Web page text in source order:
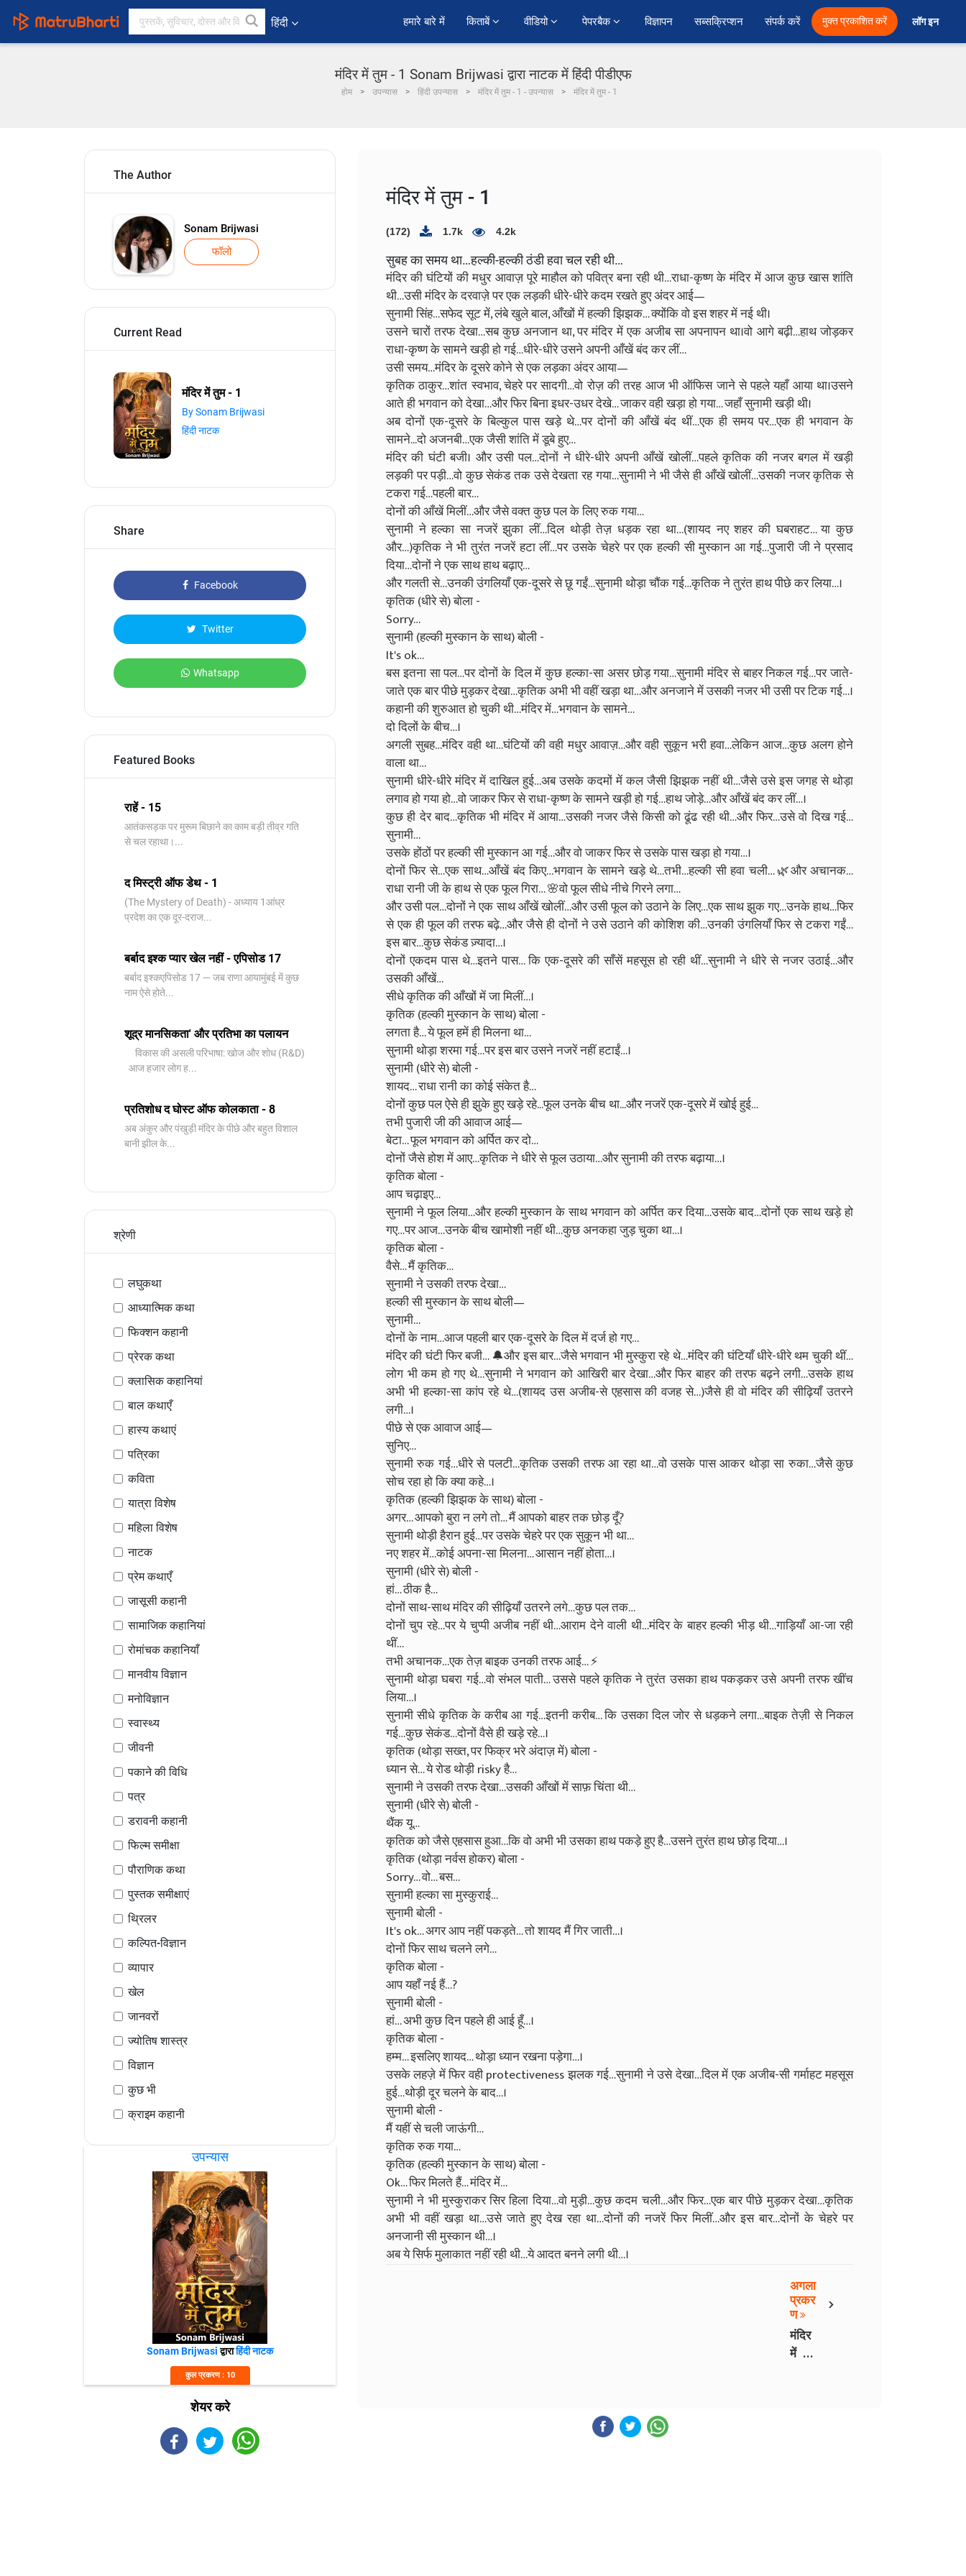
हिंदी हमारे बारे में किताबें वीडियो पेपरबैक विज्ञापन सब्सक्रिप्शन संपर्क करें मुक्त प्रकाशित करें लॉग इन
मंदिर में तुम - 1 Sonam Brijwasi द्वारा नाटक में हिंदी पीडीएफ
होम उपन्यास हिंदी उपन्यास मंदिर में तुम - 1 - उपन्यास मंदिर में तुम - 1
The Author
Sonam Brijwasi
फॉलो
Current Read
मंदिर में तुम - 1
By Sonam Brijwasi
हिंदी नाटक
Share
Facebook
Twitter
Whatsapp
Featured Books
राहें - 15
आतंकसड़क पर मुरूम बिछाने का काम बड़ी तीव्र गति
से चल रहाथा।...
द मिस्ट्री ऑफ डेथ - 1
(The Mystery of Death) - अध्याय 1आंध्र
प्रदेश का एक दूर-दराज...
बर्बाद इश्क प्यार खेल नहीं - एपिसोड 17
बर्बाद इश्कएपिसोड 17 — जब राणा आयामुंबई में कुछ
नाम ऐसे होते...
शूद्र मानसिकता' और प्रतिभा का पलायन
विकास की असली परिभाषा: खोज और शोध (R&D)
आज हजार लोग ह...
प्रतिशोध द घोस्ट ऑफ कोलकाता - 8
अब अंकुर और पंखुड़ी मंदिर के पीछे और बहुत विशाल
बानी झील के...
श्रेणी
लघुकथा
आध्यात्मिक कथा
फिक्शन कहानी
प्रेरक कथा
क्लासिक कहानियां
बाल कथाएँ
हास्य कथाएं
पत्रिका
कविता
यात्रा विशेष
महिला विशेष
नाटक
प्रेम कथाएँ
जासूसी कहानी
सामाजिक कहानियां
रोमांचक कहानियाँ
मानवीय विज्ञान
मनोविज्ञान
स्वास्थ्य
जीवनी
पकाने की विधि
पत्र
डरावनी कहानी
फिल्म समीक्षा
पौराणिक कथा
पुस्तक समीक्षाएं
थ्रिलर
कल्पित-विज्ञान
व्यापार
खेल
जानवरों
ज्योतिष शास्त्र
विज्ञान
कुछ भी
क्राइम कहानी
उपन्यास
Sonam Brijwasiद्वाराहिंदी नाटक
कुल प्रकरण : 10
शेयर करे
मंदिर में तुम - 1
(172) 1.7k 4.2k
सुबह का समय था…हल्की-हल्की ठंडी हवा चल रही थी…
मंदिर की घंटियों की मधुर आवाज़ पूरे माहौल को पवित्र बना रही थी…राधा-कृष्ण के मंदिर में आज कुछ खास शांति
थी…उसी मंदिर के दरवाज़े पर एक लड़की धीरे-धीरे कदम रखते हुए अंदर आई—
सुनामी सिंह…सफेद सूट में, लंबे खुले बाल, आँखों में हल्की झिझक… क्योंकि वो इस शहर में नई थी।
उसने चारों तरफ देखा…सब कुछ अनजान था, पर मंदिर में एक अजीब सा अपनापन था।वो आगे बढ़ी…हाथ जोड़कर
राधा-कृष्ण के सामने खड़ी हो गई…धीरे-धीरे उसने अपनी आँखें बंद कर लीं…
उसी समय…मंदिर के दूसरे कोने से एक लड़का अंदर आया—
कृतिक ठाकुर…शांत स्वभाव, चेहरे पर सादगी…वो रोज़ की तरह आज भी ऑफिस जाने से पहले यहाँ आया था।उसने
आते ही भगवान को देखा…और फिर बिना इधर-उधर देखे… जाकर वही खड़ा हो गया… जहाँ सुनामी खड़ी थी।
अब दोनों एक-दूसरे के बिल्कुल पास खड़े थे…पर दोनों की आँखें बंद थीं…एक ही समय पर…एक ही भगवान के
सामने...दो अजनबी…एक जैसी शांति में डूबे हुए…
मंदिर की घंटी बजी। और उसी पल…दोनों ने धीरे-धीरे अपनी आँखें खोलीं…पहले कृतिक की नजर बगल में खड़ी
लड़की पर पड़ी…वो कुछ सेकंड तक उसे देखता रह गया…सुनामी ने भी जैसे ही आँखें खोलीं…उसकी नजर कृतिक से
टकरा गई…पहली बार…
दोनों की आँखें मिलीं…और जैसे वक्त कुछ पल के लिए रुक गया…
सुनामी ने हल्का सा नजरें झुका लीं…दिल थोड़ी तेज़ धड़क रहा था…(शायद नए शहर की घबराहट… या कुछ
और…)कृतिक ने भी तुरंत नजरें हटा लीं…पर उसके चेहरे पर एक हल्की सी मुस्कान आ गई…पुजारी जी ने प्रसाद
दिया…दोनों ने एक साथ हाथ बढ़ाए…
और गलती से…उनकी उंगलियाँ एक-दूसरे से छू गईं…सुनामी थोड़ा चौंक गई…कृतिक ने तुरंत हाथ पीछे कर लिया…।
कृतिक (धीरे से) बोला -
Sorry…
सुनामी (हल्की मुस्कान के साथ) बोली -
It's ok…
बस इतना सा पल…पर दोनों के दिल में कुछ हल्का-सा असर छोड़ गया…सुनामी मंदिर से बाहर निकल गई…पर जाते-
जाते एक बार पीछे मुड़कर देखा…कृतिक अभी भी वहीं खड़ा था…और अनजाने में उसकी नजर भी उसी पर टिक गई…।
कहानी की शुरुआत हो चुकी थी…मंदिर में…भगवान के सामने…
दो दिलों के बीच…।
अगली सुबह…मंदिर वही था…घंटियों की वही मधुर आवाज़…और वही सुकून भरी हवा…लेकिन आज…कुछ अलग होने
वाला था…
सुनामी धीरे-धीरे मंदिर में दाखिल हुई…अब उसके कदमों में कल जैसी झिझक नहीं थी…जैसे उसे इस जगह से थोड़ा
लगाव हो गया हो…वो जाकर फिर से राधा-कृष्ण के सामने खड़ी हो गई…हाथ जोड़े…और आँखें बंद कर लीं…।
कुछ ही देर बाद…कृतिक भी मंदिर में आया…उसकी नजर जैसे किसी को ढूंढ रही थी…और फिर…उसे वो दिख गई…
सुनामी…
उसके होंठों पर हल्की सी मुस्कान आ गई…और वो जाकर फिर से उसके पास खड़ा हो गया…।
दोनों फिर से…एक साथ…आँखें बंद किए…भगवान के सामने खड़े थे…तभी…हल्की सी हवा चली… 🌿और अचानक…
राधा रानी जी के हाथ से एक फूल गिरा… 🌸वो फूल सीधे नीचे गिरने लगा…
और उसी पल…दोनों ने एक साथ आँखें खोलीं…और उसी फूल को उठाने के लिए…एक साथ झुक गए…उनके हाथ…फिर
से एक ही फूल की तरफ बढ़े…और जैसे ही दोनों ने उसे उठाने की कोशिश की…उनकी उंगलियाँ फिर से टकरा गईं…
इस बार…कुछ सेकंड ज़्यादा…।
दोनों एकदम पास थे…इतने पास… कि एक-दूसरे की साँसें महसूस हो रही थीं…सुनामी ने धीरे से नजर उठाई…और
उसकी आँखें…
सीधे कृतिक की आँखों में जा मिलीं…।
कृतिक (हल्की मुस्कान के साथ) बोला -
लगता है… ये फूल हमें ही मिलना था…
सुनामी थोड़ा शरमा गई…पर इस बार उसने नजरें नहीं हटाईं…।
सुनामी (धीरे से) बोली -
शायद… राधा रानी का कोई संकेत है…
दोनों कुछ पल ऐसे ही झुके हुए खड़े रहे...फूल उनके बीच था...और नजरें एक-दूसरे में खोई हुई…
तभी पुजारी जी की आवाज आई—
बेटा… फूल भगवान को अर्पित कर दो…
दोनों जैसे होश में आए…कृतिक ने धीरे से फूल उठाया…और सुनामी की तरफ बढ़ाया…।
कृतिक बोला -
आप चढ़ाइए…
सुनामी ने फूल लिया…और हल्की मुस्कान के साथ भगवान को अर्पित कर दिया…उसके बाद…दोनों एक साथ खड़े हो
गए…पर आज…उनके बीच खामोशी नहीं थी…कुछ अनकहा जुड़ चुका था…।
कृतिक बोला -
वैसे… मैं कृतिक…
सुनामी ने उसकी तरफ देखा…
हल्की सी मुस्कान के साथ बोली—
सुनामी…
दोनों के नाम…आज पहली बार एक-दूसरे के दिल में दर्ज हो गए…
मंदिर की घंटी फिर बजी… 🔔और इस बार…जैसे भगवान भी मुस्कुरा रहे थे…मंदिर की घंटियाँ धीरे-धीरे थम चुकी थीं…
लोग भी कम हो गए थे…सुनामी ने भगवान को आखिरी बार देखा…और फिर बाहर की तरफ बढ़ने लगी…उसके हाथ
अभी भी हल्का-सा कांप रहे थे…(शायद उस अजीब-से एहसास की वजह से…)जैसे ही वो मंदिर की सीढ़ियाँ उतरने
लगी…।
पीछे से एक आवाज आई—
सुनिए…
सुनामी रुक गई…धीरे से पलटी…कृतिक उसकी तरफ आ रहा था…वो उसके पास आकर थोड़ा सा रुका…जैसे कुछ
सोच रहा हो कि क्या कहे…।
कृतिक (हल्की झिझक के साथ) बोला -
अगर… आपको बुरा न लगे तो… मैं आपको बाहर तक छोड़ दूँ?
सुनामी थोड़ी हैरान हुई…पर उसके चेहरे पर एक सुकून भी था…
नए शहर में…कोई अपना-सा मिलना… आसान नहीं होता…।
सुनामी (धीरे से) बोली -
हां… ठीक है…
दोनों साथ-साथ मंदिर की सीढ़ियाँ उतरने लगे…कुछ पल तक…
दोनों चुप रहे…पर ये चुप्पी अजीब नहीं थी…आराम देने वाली थी…मंदिर के बाहर हल्की भीड़ थी…गाड़ियाँ आ-जा रही
थीं…
तभी अचानक…एक तेज़ बाइक उनकी तरफ आई… ⚡
सुनामी थोड़ा घबरा गई…वो संभल पाती… उससे पहले कृतिक ने तुरंत उसका हाथ पकड़कर उसे अपनी तरफ खींच
लिया…।
सुनामी सीधे कृतिक के करीब आ गई…इतनी करीब… कि उसका दिल जोर से धड़कने लगा…बाइक तेज़ी से निकल
गई…कुछ सेकंड…दोनों वैसे ही खड़े रहे…।
कृतिक (थोड़ा सख्त, पर फिक्र भरे अंदाज़ में) बोला -
ध्यान से… ये रोड थोड़ी risky है…
सुनामी ने उसकी तरफ देखा…उसकी आँखों में साफ़ चिंता थी…
सुनामी (धीरे से) बोली -
थैंक यू…
कृतिक को जैसे एहसास हुआ…कि वो अभी भी उसका हाथ पकड़े हुए है…उसने तुरंत हाथ छोड़ दिया…।
कृतिक (थोड़ा नर्वस होकर) बोला -
Sorry… वो… बस…
सुनामी हल्का सा मुस्कुराई…
सुनामी बोली -
It's ok… अगर आप नहीं पकड़ते… तो शायद मैं गिर जाती…।
दोनों फिर साथ चलने लगे…
कृतिक बोला -
आप यहाँ नई हैं…?
सुनामी बोली -
हां… अभी कुछ दिन पहले ही आई हूँ…।
कृतिक बोला -
हम्म… इसलिए शायद… थोड़ा ध्यान रखना पड़ेगा…।
उसके लहज़े में फिर वही protectiveness झलक गई…सुनामी ने उसे देखा…दिल में एक अजीब-सी गर्माहट महसूस
हुई…थोड़ी दूर चलने के बाद…।
सुनामी बोली -
मैं यहीं से चली जाऊंगी…
कृतिक रुक गया…
कृतिक (हल्की मुस्कान के साथ) बोला -
Ok… फिर मिलते हैं… मंदिर में…
सुनामी ने भी मुस्कुराकर सिर हिला दिया…वो मुड़ी…कुछ कदम चली…और फिर…एक बार पीछे मुड़कर देखा…कृतिक
अभी भी वहीं खड़ा था…उसे जाते हुए देख रहा था…दोनों की नजरें फिर मिलीं…और इस बार…दोनों के चेहरे पर
अनजानी सी मुस्कान थी…।
अब ये सिर्फ मुलाकात नहीं रही थी…ये आदत बनने लगी थी…।
›
अगला
प्रकर
ण
मंदिर
में तुम